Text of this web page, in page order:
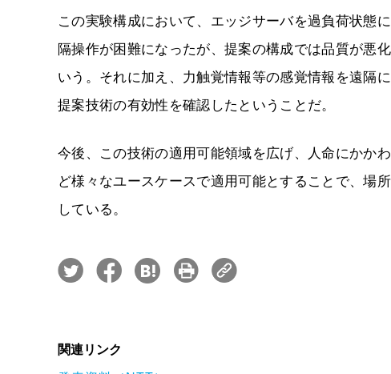
この実験構成において、エッジサーバを過負荷状態
隔操作が困難になったが、提案の構成では品質が悪
いう。それに加え、力触覚情報等の感覚情報を遠隔
提案技術の有効性を確認したということだ。
今後、この技術の適用可能領域を広げ、人命にかか
ど様々なユースケースで適用可能とすることで、場
している。
関連リンク